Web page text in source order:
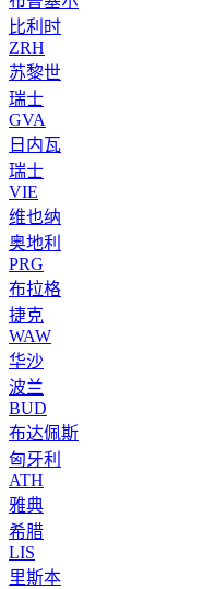
比利时
ZRH
苏黎世
瑞士
GVA
日内瓦
瑞士
VIE
维也纳
奥地利
PRG
布拉格
捷克
WAW
华沙
波兰
BUD
布达佩斯
匈牙利
ATH
雅典
希腊
LIS
里斯本